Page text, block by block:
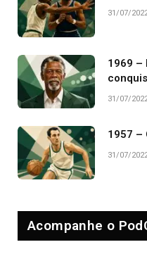
31/07/
1969 –
31/07/
1957 –
31/07/
Acompanhe o